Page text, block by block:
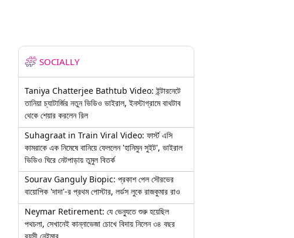
SOCIALLY
Taniya Chatterjee Bathtub Video: ইন্টারনেটে
তানিয়া চ্যাটার্জির নতুন ভিডিও ভাইরাল, ইনস্টাগ্রামে বাথটাব
থেকে শেয়ার করলেন রিল
Suhagraat in Train Viral Video: ফার্স্ট এসি
কামরাকে এক নিমেষে বানিয়ে ফেললেন 'হানিমুন সুইট', ভাইরাল
ভিডিও ঘিরে নেটপাড়ায় তুমুল বিতর্ক
Sourav Ganguly Biopic: প্রকাশ পেল সৌরভের
বায়োপিক 'দাদা'-র প্রথম পোস্টার, লর্ডস লুকে রাজকুমার রাও
Neymar Retirement: যে ভেন্যুতে শুরু হয়েছিল
পথচলা, সেখানেই কান্নাভেজা চোখে বিদায় নিলেন ৩৪ বছর
বয়সী নেইমার